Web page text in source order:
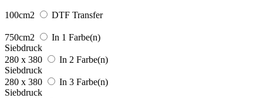
100cm2 DTF Transfer
750cm2
In 1 Farbe(n)
Siebdruck
280 x 380
In 2 Farbe(n)
Siebdruck
280 x 380
In 3 Farbe(n)
Siebdruck